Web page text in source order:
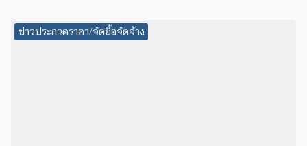
ข่าวประกวดราคา/จัดซื้อจัดจ้าง